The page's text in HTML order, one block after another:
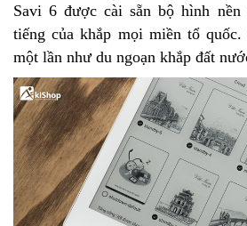
Savi 6 được cài sẵn bộ hình
tiếng của khắp mọi miền tổ
một lần như du ngoạn khắp đất